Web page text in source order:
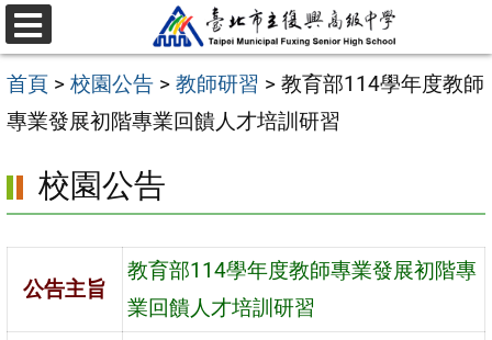
跳
至
主
要
容
區
選
單
首頁 > 校園公告 > 教師研習 > 教育部114學年度教師
專業發展初階專業回饋人才培訓研習
校園公告
公告主旨
教育部114學年度教師專業發展初階專
業回饋人才培訓研習